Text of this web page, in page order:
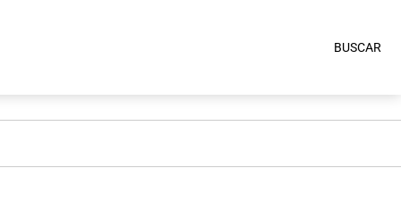
BUSCAR